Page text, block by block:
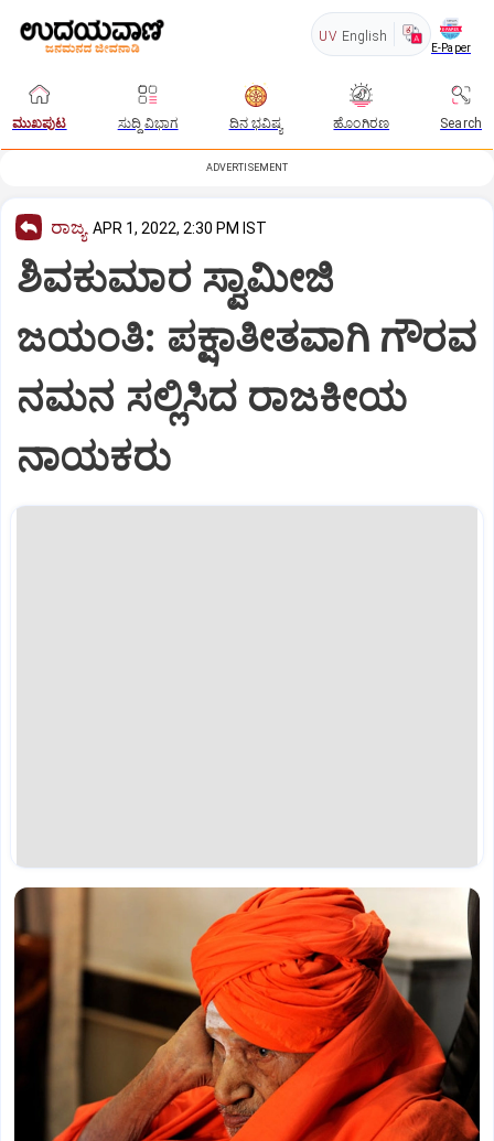
UV English
E-Paper
ಮುಖಪುಟ ಸುದ್ದಿ ವಿಭಾಗ ದಿನ ಭವಿಷ್ಯ ಹೊಂಗಿರಣ Search
ADVERTISEMENT
ರಾಜ್ಯ APR 1, 2022, 2:30 PM IST
ಶಿವಕುಮಾರ ಸ್ವಾಮೀಜಿ
ಜಯಂತಿ: ಪಕ್ಷಾತೀತವಾಗಿ ಗೌರವ
ನಮನ ಸಲ್ಲಿಸಿದ ರಾಜಕೀಯ
ನಾಯಕರು